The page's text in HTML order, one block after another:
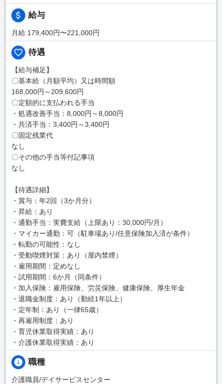
給与
月給 179,400円〜221,000円
待遇
【給与補足】
〇基本給（月額平均）又は時間額
168,000円～209,600円
〇定額的に支払われる手当
・処遇改善手当：8,000円～8,000円
・共済手当：3,400円～3,400円
〇固定残業代
なし
〇その他の手当等付記事項
なし
【待遇詳細】
・賞与：年2回（3か月分）
・昇給：あり
・通勤手当：実費支給（上限あり：30,000円/月）
・マイカー通勤：可（駐車場あり/任意保険加入済が条件）
・転勤の可能性：なし
・受動喫煙対策：あり（屋内禁煙）
・雇用期間：定めなし
・試用期間：6か月（同条件）
・加入保険：雇用保険、労災保険、健康保険、厚生年金
・退職金制度：あり（勤続1年以上）
・定年制：あり（一律65歳）
・再雇用制度：あり
・育児休業取得実績：あり
・介護休業取得実績：あり
職種
介護職員/デイサービスセンター